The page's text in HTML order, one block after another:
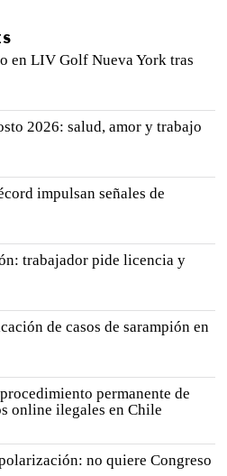
en LIV Golf Nueva York tras
2026: salud, amor y trabajo
impulsan señales de
trabajador pide licencia y
de casos de sarampión en
permanente de
online ilegales en Chile
no quiere Congreso